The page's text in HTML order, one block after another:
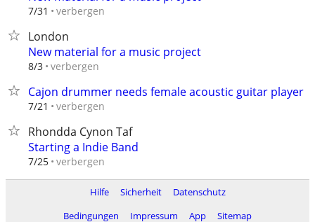
7/31 verbergen
London
New material for a music project
8/3 verbergen
Cajon drummer needs female acoustic guitar player
7/21 verbergen
Rhondda Cynon Taf
Starting a Indie Band
7/25 verbergen
Hilfe Sicherheit
Datenschutz
Bedingungen
Impressum App Sitemap